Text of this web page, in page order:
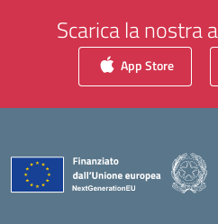
Scarica la nostra
App Store